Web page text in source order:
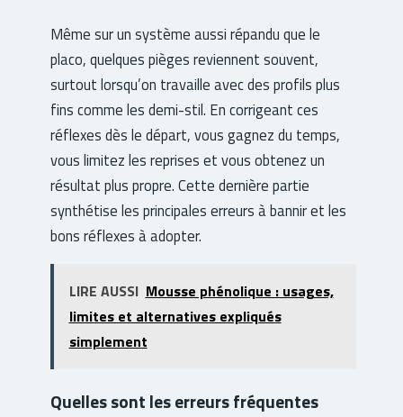
Même sur un système aussi répandu que le
placo, quelques pièges reviennent souvent,
surtout lorsqu’on travaille avec des profils plus
fins comme les demi-stil. En corrigeant ces
réflexes dès le départ, vous gagnez du temps,
vous limitez les reprises et vous obtenez un
résultat plus propre. Cette dernière partie
synthétise les principales erreurs à bannir et les
bons réflexes à adopter.
LIRE AUSSI Mousse phénolique : usages,
limites et alternatives expliqués
simplement
Quelles sont les erreurs fréquentes